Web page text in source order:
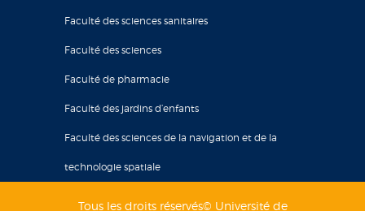
Faculté des sciences sanitaires
Faculté des sciences
Faculté de pharmacie
Faculté des jardins d’enfants
Faculté des sciences de la navigation et de la
technologie spatiale
Tous les droits réservés© Université de